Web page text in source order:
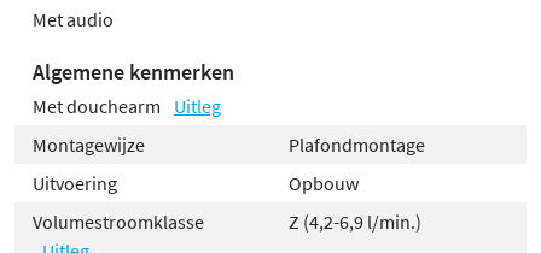
Met audio
Algemene kenmerken
Met douchearm
Uitleg
Montagewijze
Plafondmontage
Uitvoering
Opbouw
Volumestroomklasse
Z (4,2-6,9 l/min.)